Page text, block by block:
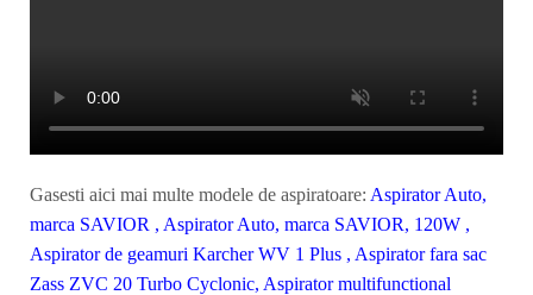
Gasesti aici mai multe modele de aspiratoare: Aspirator Auto,
marca SAVIOR , Aspirator Auto, marca SAVIOR, 120W ,
Aspirator de geamuri Karcher WV 1 Plus , Aspirator fara sac
Zass ZVC 20 Turbo Cyclonic, Aspirator multifunctional